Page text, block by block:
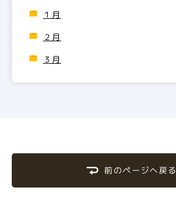
１月
２月
３月
前のページへ戻る